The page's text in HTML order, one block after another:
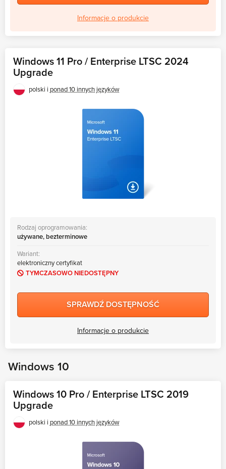
Informacje o produkcie
Windows 11 Pro / Enterprise LTSC 2024
Upgrade
polski i ponad 10 innych języków
Rodzaj oprogramowania:
używane, bezterminowe
Wariant:
elektroniczny certyfikat
TYMCZASOWO NIEDOSTĘPNY
SPRAWDŹ DOSTĘPNOŚĆ
Informacje o produkcie
Windows 10
Windows 10 Pro / Enterprise LTSC 2019
Upgrade
polski i ponad 10 innych języków